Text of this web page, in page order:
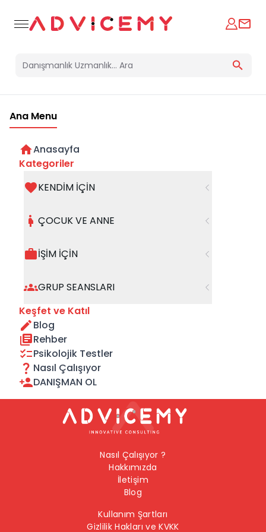
Ana Menu
Anasayfa
Kategoriler
KENDİM İÇİN
ÇOCUK VE ANNE
İŞİM İÇİN
GRUP SEANSLARI
Keşfet ve Katıl
Blog
Rehber
Psikolojik Testler
Nasıl Çalışıyor
DANIŞMAN OL
halinde whatsapp hattımızdan iletişime
Nasıl Çalışıyor ?
Hakkımızda
İletişim
Blog
Kullanım Şartları
Gizlilik Hakları ve KVKK